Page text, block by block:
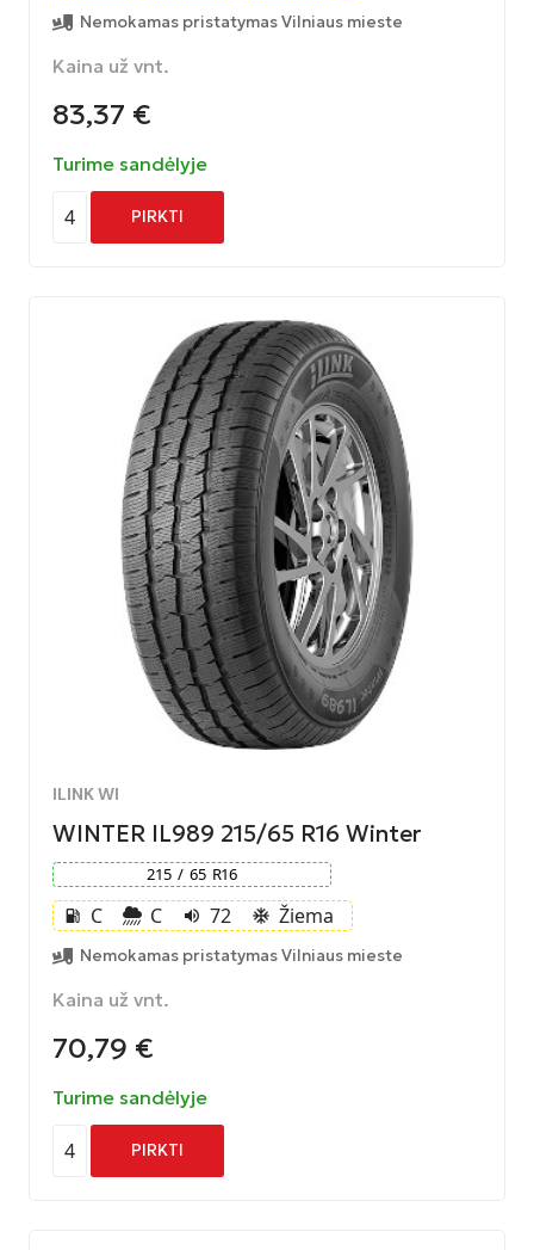
Nemokamas pristatymas Vilniaus mieste
Kaina už vnt.
83,37 €
Turime sandėlyje
4 PIRKTI
ILINK WI
WINTER IL989 215/65 R16 Winter
215 / 65 R16
local_gas_station C C volume_up 72 ac_unit Žiema
Nemokamas pristatymas Vilniaus mieste
Kaina už vnt.
70,79 €
Turime sandėlyje
4 PIRKTI